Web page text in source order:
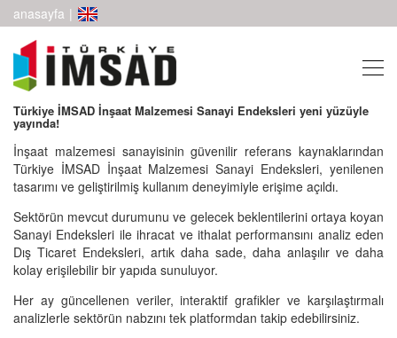
anasayfa |
Türkiye İMSAD İnşaat Malzemesi Sanayi Endeksleri yeni yüzüyle
yayında!
İnşaat malzemesi sanayisinin güvenilir referans kaynaklarından
Türkiye İMSAD İnşaat Malzemesi Sanayi Endeksleri, yenilenen
tasarımı ve geliştirilmiş kullanım deneyimiyle erişime açıldı.
Sektörün mevcut durumunu ve gelecek beklentilerini ortaya koyan
Sanayi Endeksleri ile ihracat ve ithalat performansını analiz eden
Dış Ticaret Endeksleri, artık daha sade, daha anlaşılır ve daha
kolay erişilebilir bir yapıda sunuluyor.
Her ay güncellenen veriler, interaktif grafikler ve karşılaştırmalı
analizlerle sektörün nabzını tek platformdan takip edebilirsiniz.